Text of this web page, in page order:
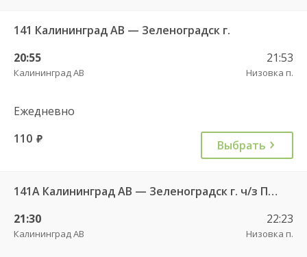
141 Калининград АВ — Зеленоградск г.
20:55
Калининград АВ
21:53
Низовка п.
Ежедневно
110 руб. Выбрать
141А Калининград АВ — Зеленоградск г. ч/з Петрово п.
21:30
Калининград АВ
22:23
Низовка п.